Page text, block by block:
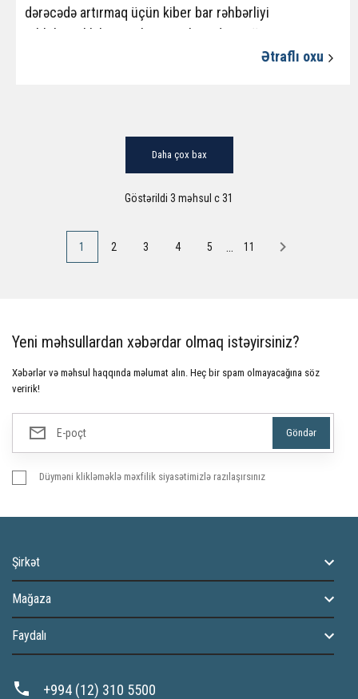
dərəcədə artırmaq üçün kiber bar rəhbərliyi
təhlükəsizlik kameralarının, eləcə də yanğın
təhlükəsizliyi sensorlarının quraşdırılmasına qərar
Ətraflı oxu
Daha çox bax
Göstərildi 3 məhsul с 31
1 2 3 4 5 ... 11
Yeni məhsullardan xəbərdar olmaq istəyirsiniz?
Xəbərlər və məhsul haqqında məlumat alın. Heç bir spam olmayacağına söz
veririk!
Düyməni klikləməklə məxfilik siyasətimizlə razılaşırsınız
Şirkət
Mağaza
Faydalı
+994 (12) 310 5500